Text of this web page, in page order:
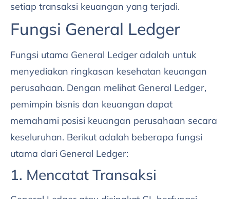
setiap transaksi keuangan yang terjadi.
Fungsi General Ledger
Fungsi utama General Ledger adalah untuk
menyediakan ringkasan kesehatan keuangan
perusahaan. Dengan melihat General Ledger,
pemimpin bisnis dan keuangan dapat
memahami posisi keuangan perusahaan secara
keseluruhan. Berikut adalah beberapa fungsi
utama dari General Ledger:
1. Mencatat Transaksi